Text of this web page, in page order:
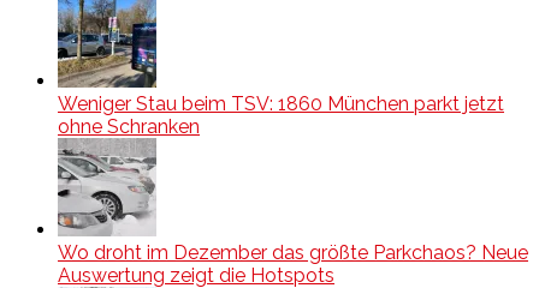
Weniger Stau beim TSV: 1860 München parkt jetzt
ohne Schranken
Wo droht im Dezember das größte Parkchaos? Neue
Auswertung zeigt die Hotspots